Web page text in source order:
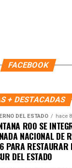
y recibe las
al canal de
FACEBOOK
+ DESTACADAS
DEL ESTADO hace
ROO SE
NACIONAL DE
PARA RESTAURAR
DEL ESTADO